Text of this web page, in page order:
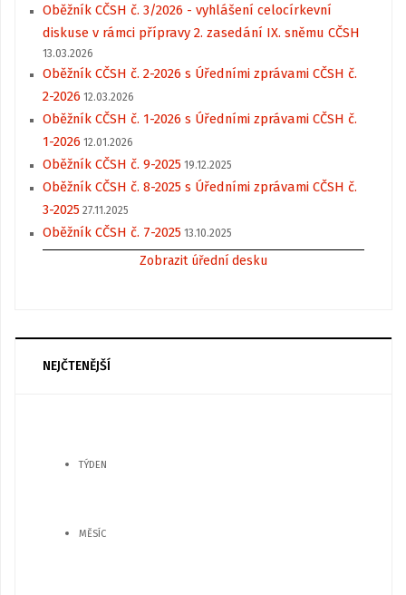
Oběžník CČSH č. 3/2026 - vyhlášení celocírkevní
diskuse v rámci přípravy 2. zasedání IX. sněmu CČSH
13.03.2026
Oběžník CČSH č. 2-2026 s Úředními zprávami CČSH č.
2-2026 12.03.2026
Oběžník CČSH č. 1-2026 s Úředními zprávami CČSH č.
1-2026 12.01.2026
Oběžník CČSH č. 9-2025 19.12.2025
Oběžník CČSH č. 8-2025 s Úředními zprávami CČSH č.
3-2025 27.11.2025
Oběžník CČSH č. 7-2025 13.10.2025
Zobrazit úřední desku
NEJČTENĚJŠÍ
TÝDEN
MĚSÍC